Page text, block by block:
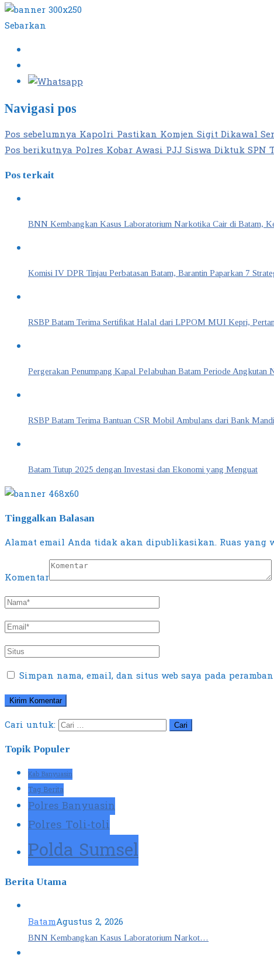
Sebarkan
Navigasi pos
Pos sebelumnyaKapolri Pastikan Komjen Sigit Dikawal
Pos berikutnyaPolres Kobar Awasi PJJ Siswa Diktuk
Pos terkait
BNN Kembangkan Kasus Laboratorium Narkotika Cair di Batam,
Komisi IV DPR Tinjau Perbatasan Batam, Barantin Paparkan 7
RSBP Batam Terima Sertifikat Halal dari LPPOM MUI Kepri,
Pergerakan Penumpang Kapal Pelabuhan Batam Periode
RSBP Batam Terima Bantuan CSR Mobil Ambulans dari Bank
Batam Tutup 2025 dengan Investasi dan Ekonomi yang Menguat
Tinggalkan Balasan
Alamat email Anda tidak akan dipublikasikan. Ruas yang
Komentar
Simpan nama, email, dan situs web saya pada
Cari untuk:
Topik Populer
Kab Banyuasin
Tag Berita
Polres Banyuasin
Polres Toli-toli
Polda Sumsel
Berita Utama
BatamAgustus 2, 2026
BNN Kembangkan Kasus Laboratorium Narkot…